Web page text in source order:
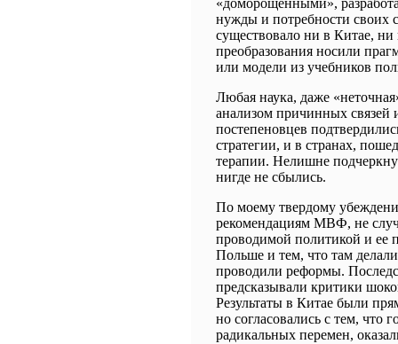
«доморощенными»,
нужды и потребности своих
существовало ни в Китае,
преобразования носили
или модели из учебников
Любая наука, даже
анализом причинных
постепеновцев
стратегии, и в странах,
терапии. Нелишне
нигде не сбылись.
По моему твердому
рекомендациям МВФ, не
проводимой политикой и ее
Польше и тем, что там
проводили реформы.
предсказывали критики
Результаты в Китае были
но согласовались с тем, что
радикальных перемен,